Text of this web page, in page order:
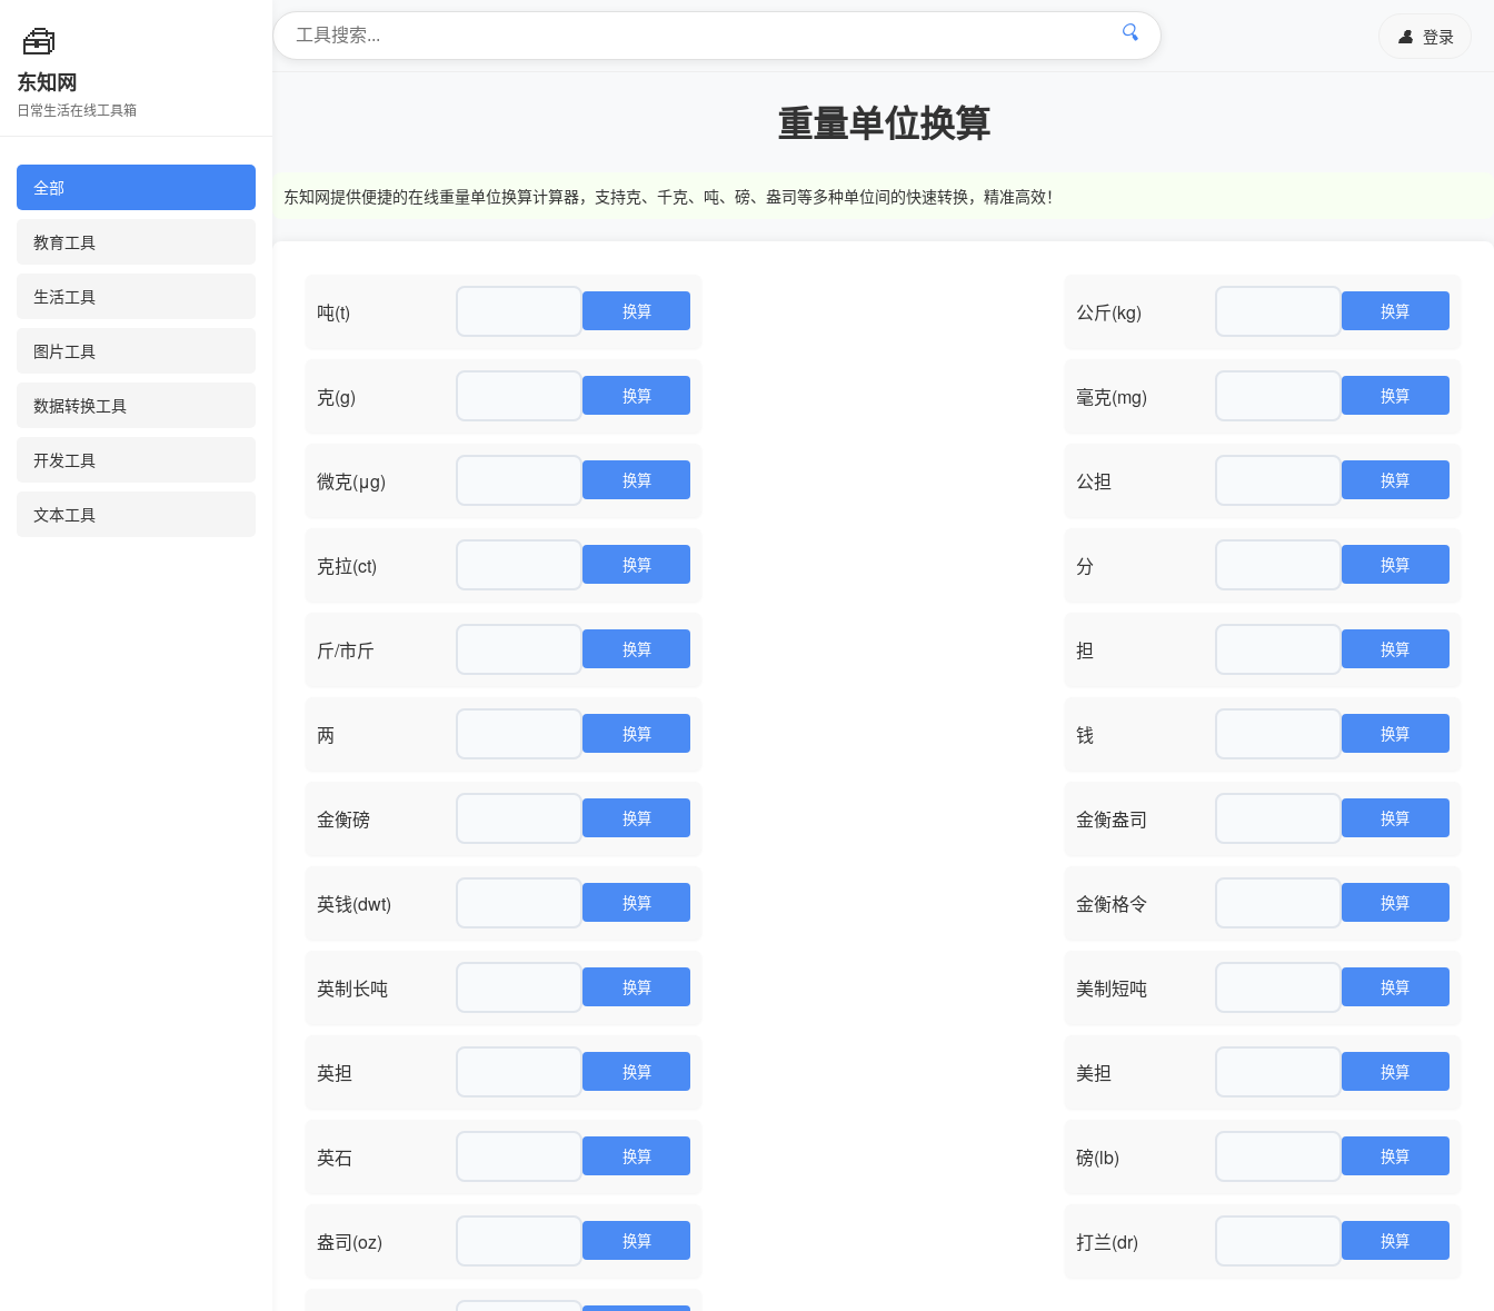
🧰
东知网
日常生活在线工具箱
全部
教育工具
生活工具
图片工具
数据转换工具
开发工具
文本工具
🔍 👤 登录
重量单位换算
东知网提供便捷的在线重量单位换算计算器，支持克、千克、吨、磅、盎司等多种单位间的快速转换，精准高效！
吨(t) 公斤(kg)
克(g) 毫克(mg)
微克(μg) 公担
克拉(ct) 分
斤/市斤 担
两 钱
金衡磅 金衡盎司
英钱(dwt) 金衡格令
英制长吨 美制短吨
英担 美担
英石 磅(lb)
盎司(oz) 打兰(dr)